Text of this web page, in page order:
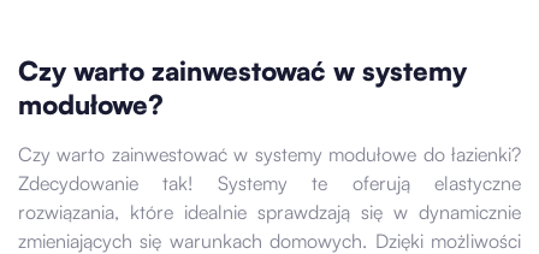
Czy warto zainwestować w systemy
modułowe?
Czy warto zainwestować w systemy modułowe do łazienki?
Zdecydowanie tak! Systemy te oferują elastyczne
rozwiązania, które idealnie sprawdzają się w dynamicznie
zmieniających się warunkach domowych. Dzięki możliwości